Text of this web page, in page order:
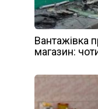
Вантажівка
магазин: